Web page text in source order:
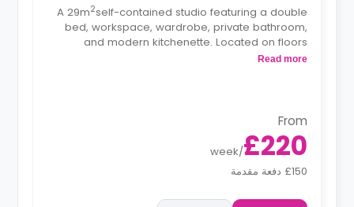
A 29m2self-contained studio featuring a double
bed, workspace, wardrobe, private bathroom,
and modern kitchenette. Located on floors
2,3,4,5,6.
Read more
From
£220
/
week
£150 دفعة مقدمة